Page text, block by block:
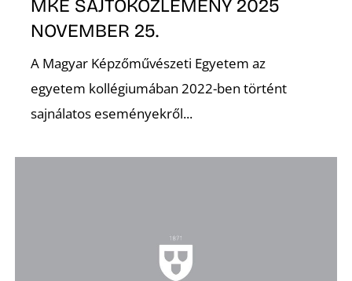
MKE SAJTÓKÖZLEMÉNY 2025
NOVEMBER 25.
A Magyar Képzőművészeti Egyetem az
egyetem kollégiumában 2022-ben történt
sajnálatos eseményekről...